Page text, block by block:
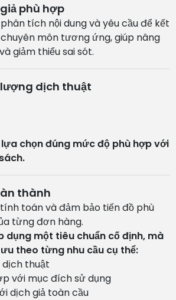
phù hợp
tích nội dung và yêu cầu để kết
môn tương ứng, giúp nâng
giảm thiểu sai sót.
lượng dịch thuật
chọn đúng mức độ phù hợp với
thành
toán và đảm bảo tiến đồ phù
từng đơn hàng.
dụng một tiêu chuẩn cố định, mà
theo từng nhu cầu cụ thể:
thuật
với mục đích sử dụng
dịch giả toàn cầu